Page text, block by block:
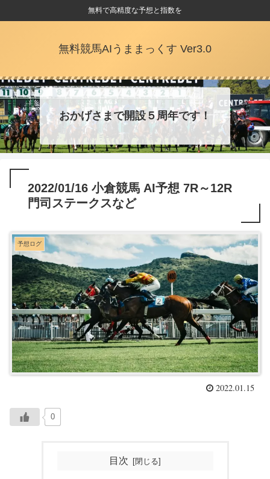
無料で高精度な予想と指数を
無料競馬AIうままっくす Ver3.0
おかげさまで開設５周年です！
2022/01/16 小倉競馬 AI予想 7R～12R
門司ステークスなど
予想ログ
2022.01.15
0
目次